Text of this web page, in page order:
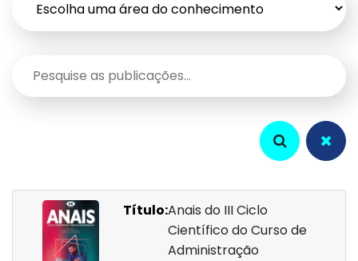
Título:Anais do III Ciclo
Científico do Curso de
Administração